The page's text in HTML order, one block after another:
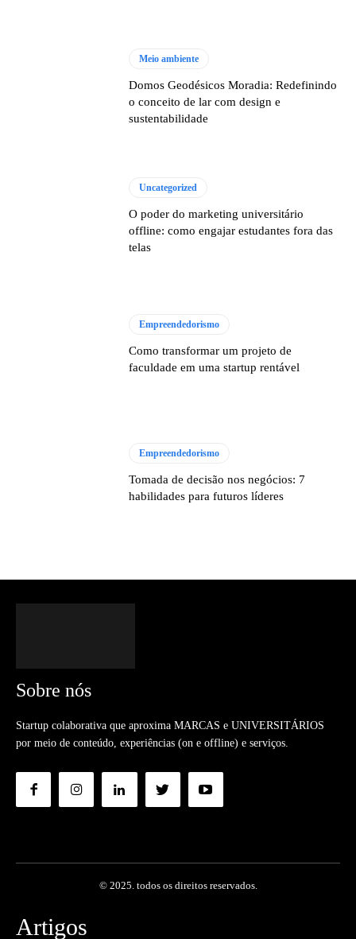
Meio ambiente
Domos Geodésicos Moradia: Redefinindo
o conceito de lar com design e
sustentabilidade
Uncategorized
O poder do marketing universitário
offline: como engajar estudantes fora das
telas
Empreendedorismo
Como transformar um projeto de
faculdade em uma startup rentável
Empreendedorismo
Tomada de decisão nos negócios: 7
habilidades para futuros líderes
Sobre nós
Startup colaborativa que aproxima MARCAS e UNIVERSITÁRIOS
por meio de conteúdo, experiências (on e offline) e serviços.
© 2025. todos os direitos reservados.
Artigos